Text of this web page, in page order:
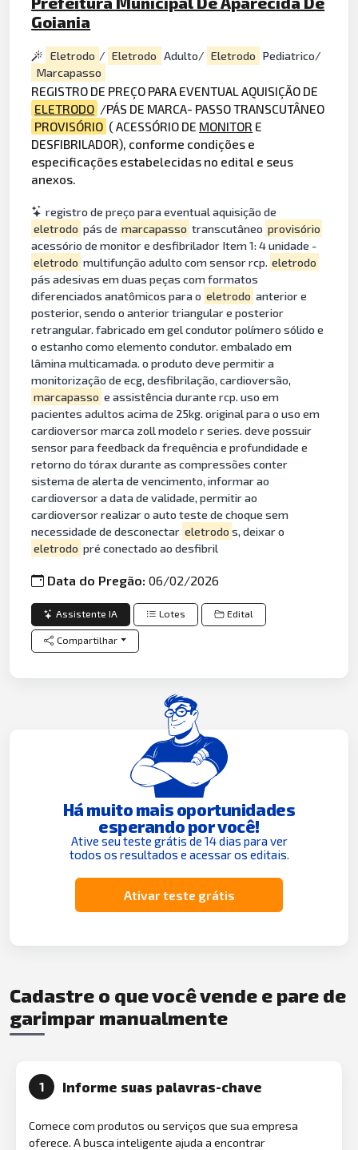
Goiania
Eletrodo / Eletrodo Adulto/ Eletrodo Pediatrico/
Marcapasso
REGISTRO DE PREÇO PARA EVENTUAL AQUISIÇÃO DE
ELETRODO /PÁS DE MARCA- PASSO TRANSCUTÂNEO
PROVISÓRIO ( ACESSÓRIO DE MONITOR E
DESFIBRILADOR), conforme condições e
especificações estabelecidas no edital e seus
anexos.
registro de preço para eventual aquisição de
eletrodo pás de marcapasso transcutâneo provisório
acessório de monitor e desfibrilador Item 1: 4 unidade -
eletrodo multifunção adulto com sensor rcp. eletrodo
pás adesivas em duas peças com formatos
diferenciados anatômicos para o eletrodo anterior e
posterior, sendo o anterior triangular e posterior
retrangular. fabricado em gel condutor polímero sólido e
o estanho como elemento condutor. embalado em
lâmina multicamada. o produto deve permitir a
monitorização de ecg, desfibrilação, cardioversão,
marcapasso e assistência durante rcp. uso em
pacientes adultos acima de 25kg. original para o uso em
cardioversor marca zoll modelo r series. deve possuir
sensor para feedback da frequência e profundidade e
retorno do tórax durante as compressões conter
sistema de alerta de vencimento, informar ao
cardioversor a data de validade, permitir ao
cardioversor realizar o auto teste de choque sem
necessidade de desconectar eletrodo s, deixar o
eletrodo pré conectado ao desfibril
Data do Pregão:06/02/2026
Assistente IA Lotes Edital
Compartilhar
Há muito mais oportunidades
esperando por você!
Ative seu teste grátis de 14 dias para ver
todos os resultados e acessar os editais.
Ativar teste grátis
Cadastre o que você vende e pare de
garimpar manualmente
1 Informe suas palavras-chave
Comece com produtos ou serviços que sua empresa
oferece. A busca inteligente ajuda a encontrar